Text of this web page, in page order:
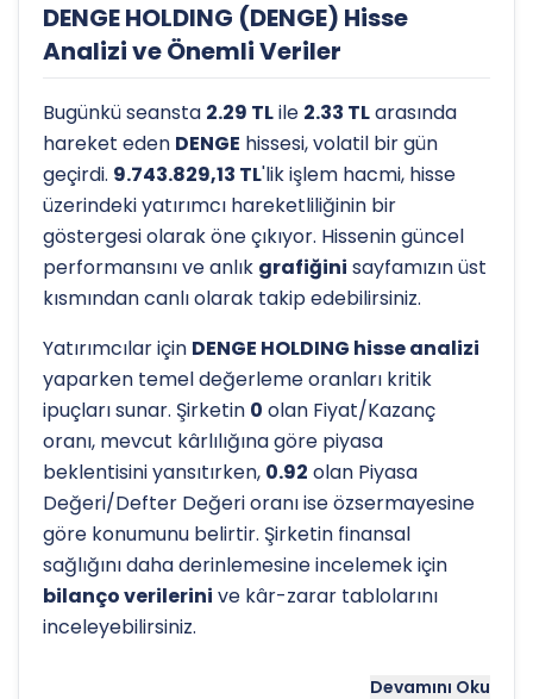
DENGE HOLDING (DENGE) Hisse
Analizi ve Önemli Veriler
Bugünkü seansta 2.29 TLile 2.33 TLarasında
hareket eden DENGE hissesi, volatil bir gün
geçirdi. 9.743.829,13 TL'lik işlem hacmi, hisse
üzerindeki yatırımcı hareketliliğinin bir
göstergesi olarak öne çıkıyor. Hissenin güncel
performansını ve anlık grafiğini sayfamızın üst
kısmından canlı olarak takip edebilirsiniz.
Yatırımcılar için DENGE HOLDING hisse analizi
yaparken temel değerleme oranları kritik
ipuçları sunar. Şirketin 0 olan Fiyat/Kazanç
oranı, mevcut kârlılığına göre piyasa
beklentisini yansıtırken, 0.92 olan Piyasa
Değeri/Defter Değeri oranı ise özsermayesine
göre konumunu belirtir. Şirketin finansal
sağlığını daha derinlemesine incelemek için
bilanço verilerini ve kâr-zarar tablolarını
inceleyebilirsiniz.
Hissenin uzun vadeli trendini ve potansiyelDevamını Oku